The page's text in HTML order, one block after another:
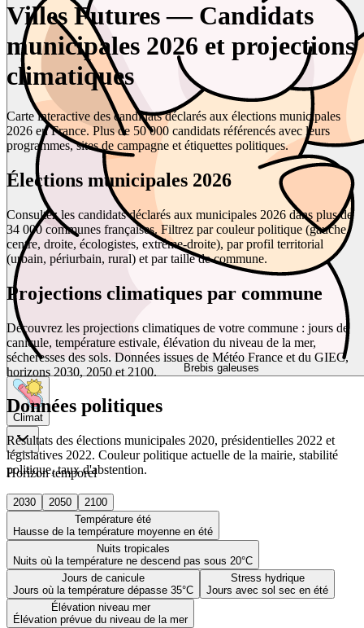
Brebis galeuses
Climat
Horizon temporel
2030 2050
2100
Température été
Hausse de la température moyenne en été
Nuits tropicales
Nuits où la température ne descend pas sous 20°C
Jours de canicule
Jours où la température dépasse 35°C
Stress hydrique
Jours avec sol sec en été
Élévation niveau mer
Élévation prévue du niveau de la mer
Villes Futures — Candidats
municipales 2026 et projections
climatiques
Carte interactive des candidats déclarés aux élections municipales
2026 en France. Plus de 50 000 candidats référencés avec leurs
programmes, sites de campagne et étiquettes politiques.
Élections municipales 2026
Consultez les candidats déclarés aux municipales 2026 dans plus de
34 000 communes françaises. Filtrez par couleur politique (gauche,
centre, droite, écologistes, extrême-droite), par profil territorial
(urbain, périurbain, rural) et par taille de commune.
Projections climatiques par commune
Découvrez les projections climatiques de votre commune : jours de
canicule, température estivale, élévation du niveau de la mer,
sécheresses des sols. Données issues de Météo France et du GIEC,
horizons 2030, 2050 et 2100.
Données politiques
Résultats des élections municipales 2020, présidentielles 2022 et
législatives 2022. Couleur politique actuelle de la mairie, stabilité
politique, taux d'abstention.